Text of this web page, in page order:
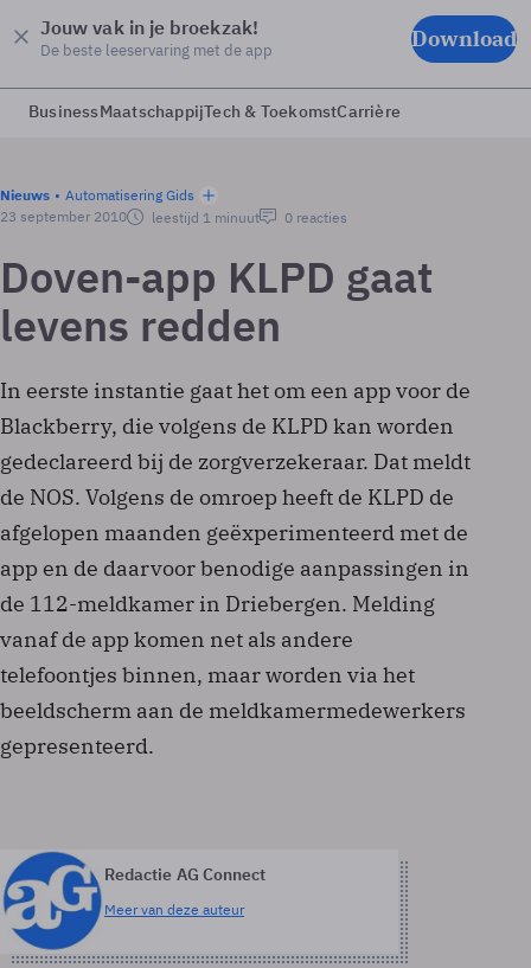
Jouw vak in je broekzak!
De beste leeservaring met de app Download
BusinessMaatschappijTech & ToekomstCarrière
Nieuws
Automatisering Gids
23 september 2010
leestijd 1 minuut 0 reacties
Doven-app KLPD gaat
levens redden
In eerste instantie gaat het om een app voor de
Blackberry, die volgens de KLPD kan worden
gedeclareerd bij de zorgverzekeraar. Dat meldt
de NOS. Volgens de omroep heeft de KLPD de
afgelopen maanden geëxperimenteerd met de
app en de daarvoor benodige aanpassingen in
de 112-meldkamer in Driebergen. Melding
vanaf de app komen net als andere
telefoontjes binnen, maar worden via het
beeldscherm aan de meldkamermedewerkers
gepresenteerd.
Redactie AG Connect
Meer van deze auteur